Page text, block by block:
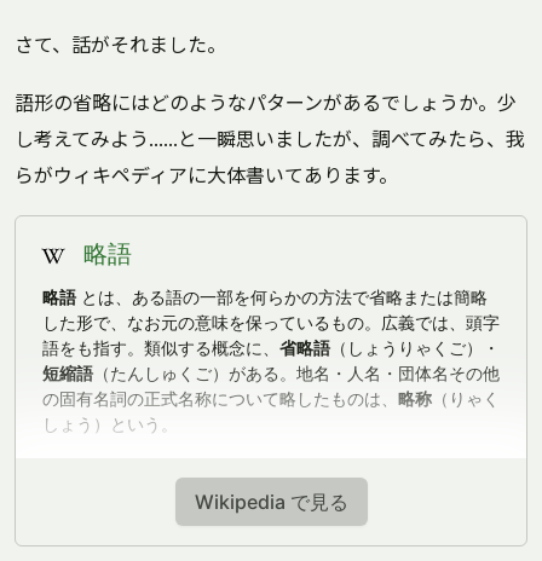
さて、話がそれました。
語形の省略にはどのようなパターンがあるでしょうか。少
し考えてみよう……と一瞬思いましたが、調べてみたら、我
らがウィキペディアに大体書いてあります。
略語
略語 とは、ある語の一部を何らかの方法で省略または簡略
した形で、なお元の意味を保っているもの。広義では、頭字
語をも指す。類似する概念に、省略語 （しょうりゃくご）・
短縮語 （たんしゅくご）がある。地名・人名・団体名その他
の固有名詞の正式名称について略したものは、略称 （りゃく
しょう）という。
Wikipedia で見る